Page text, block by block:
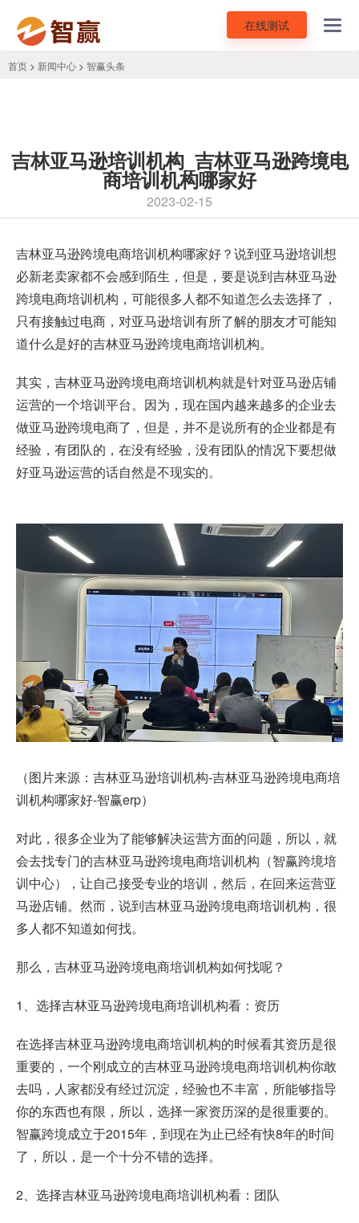
在线测试
首页 > 新闻中心 > 智赢头条
吉林亚马逊培训机构_吉林亚马逊跨境电
商培训机构哪家好
2023-02-15
吉林亚马逊跨境电商培训机构哪家好？说到亚马逊培训想
必新老卖家都不会感到陌生，但是，要是说到吉林亚马逊
跨境电商培训机构，可能很多人都不知道怎么去选择了，
只有接触过电商，对亚马逊培训有所了解的朋友才可能知
道什么是好的吉林亚马逊跨境电商培训机构。
其实，吉林亚马逊跨境电商培训机构就是针对亚马逊店铺
运营的一个培训平台。因为，现在国内越来越多的企业去
做亚马逊跨境电商了，但是，并不是说所有的企业都是有
经验，有团队的，在没有经验，没有团队的情况下要想做
好亚马逊运营的话自然是不现实的。
（图片来源：吉林亚马逊培训机构-吉林亚马逊跨境电商培
训机构哪家好-智赢erp）
对此，很多企业为了能够解决运营方面的问题，所以，就
会去找专门的吉林亚马逊跨境电商培训机构（智赢跨境培
训中心），让自己接受专业的培训，然后，在回来运营亚
马逊店铺。然而，说到吉林亚马逊跨境电商培训机构，很
多人都不知道如何找。
那么，吉林亚马逊跨境电商培训机构如何找呢？
1、选择吉林亚马逊跨境电商培训机构看：资历
在选择吉林亚马逊跨境电商培训机构的时候看其资历是很
重要的，一个刚成立的吉林亚马逊跨境电商培训机构你敢
去吗，人家都没有经过沉淀，经验也不丰富，所能够指导
你的东西也有限，所以，选择一家资历深的是很重要的。
智赢跨境成立于2015年，到现在为止已经有快8年的时间
了，所以，是一个十分不错的选择。
2、选择吉林亚马逊跨境电商培训机构看：团队